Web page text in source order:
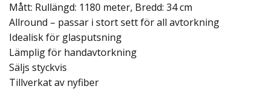
Mått: Rullängd: 1180 meter, Bredd: 34 cm
Allround – passar i stort sett för all avtorkning
Idealisk för glasputsning
Lämplig för handavtorkning
Säljs styckvis
Tillverkat av nyfiber